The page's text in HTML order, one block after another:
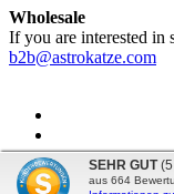
Wholesale
If you are interested in
b2b@astrokatze.com
SEHR GUT
aus 664